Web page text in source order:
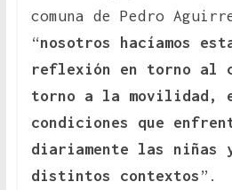
comuna de Pedro
“nosotros hacíamos
reflexión en torno al
torno a la movilidad,
condiciones que
diariamente las niñas
distintos contextos ”.